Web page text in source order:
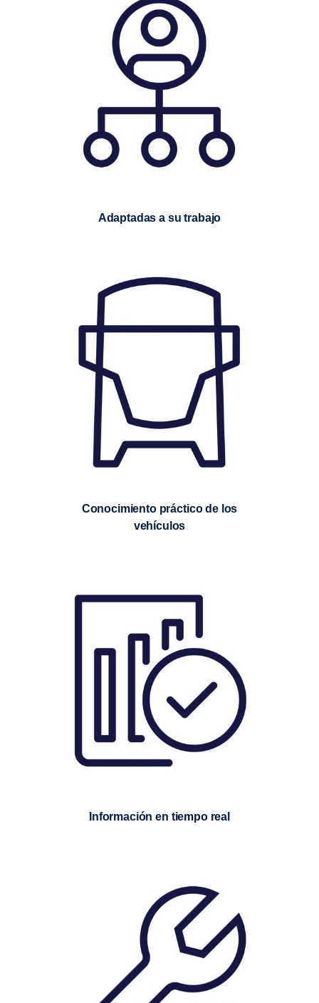
Adaptadas a su trabajo
Conocimiento práctico de los
vehículos
Información en tiempo real